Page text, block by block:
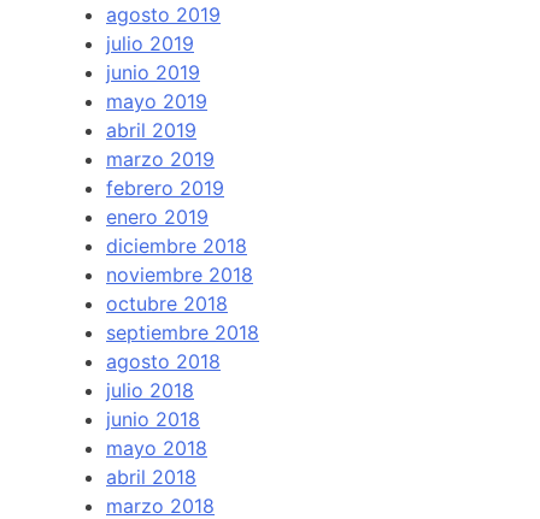
agosto 2019
julio 2019
junio 2019
mayo 2019
abril 2019
marzo 2019
febrero 2019
enero 2019
diciembre 2018
noviembre 2018
octubre 2018
septiembre 2018
agosto 2018
julio 2018
junio 2018
mayo 2018
abril 2018
marzo 2018